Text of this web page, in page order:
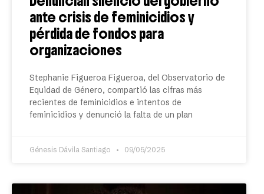
ante crisis de feminicidios y
pérdida de fondos para
organizaciones
Stephanie Figueroa Figueroa, del Observatorio de
Equidad de Género, compartió las cifras más
recientes de feminicidios e intentos de
feminicidios y denunció la falta de un plan
Génesis Dávila Santiago 09/05/2025